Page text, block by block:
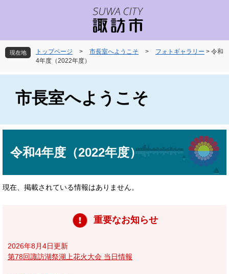
先
頭
を
飛
へ
現在地 トップページ > 市長室へようこそ > フォトギャラリー > 令和
4年度（2022年度）
市長室へようこそ
令和4年度（2022年度）
現在、掲載されている情報はありません。
重要なお知らせ
2026年8月4日更新
第78回諏訪湖祭湖上花火大会 当日情報